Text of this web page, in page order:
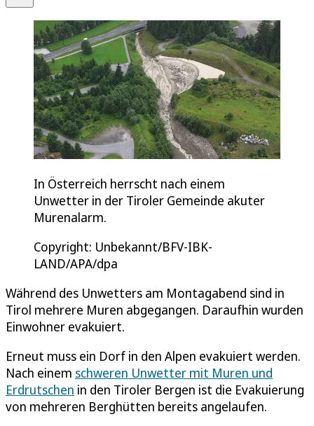
In Österreich herrscht nach einem
Unwetter in der Tiroler Gemeinde akuter
Murenalarm.
Copyright: Unbekannt/BFV-IBK-
LAND/APA/dpa
Während des Unwetters am Montagabend sind in
Tirol mehrere Muren abgegangen. Daraufhin wurden
Einwohner evakuiert.
Erneut muss ein Dorf in den Alpen evakuiert werden.
Nach einem schweren Unwetter mit Muren und
Erdrutschen in den Tiroler Bergen ist die Evakuierung
von mehreren Berghütten bereits angelaufen.